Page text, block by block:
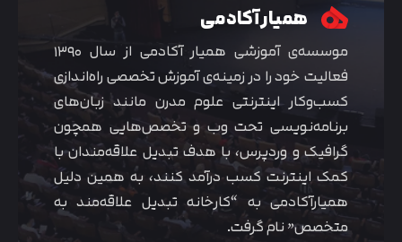
همیار آکادمی
موسسه‌ی آموزشی همیار آکادمی از سال ۱۳۹۰
فعالیت خود را در زمینه‌ی آموزش تخصصی راه‌اندازی
کسب‌و‌کار اینترنتی علوم مدرن مانند زبان‌های
برنامه‌نویسی تحت وب و تخصص‌هایی همچون
گرافیک و وردپرس، با هدف تبدیل علاقه‌مندان با
کمک اینترنت کسب درآمد کنند، به همین دلیل
همیارآکادمی به “کارخانه تبدیل علاقه‌مند به
متخصص” نام گرفت.
متوجه شدم